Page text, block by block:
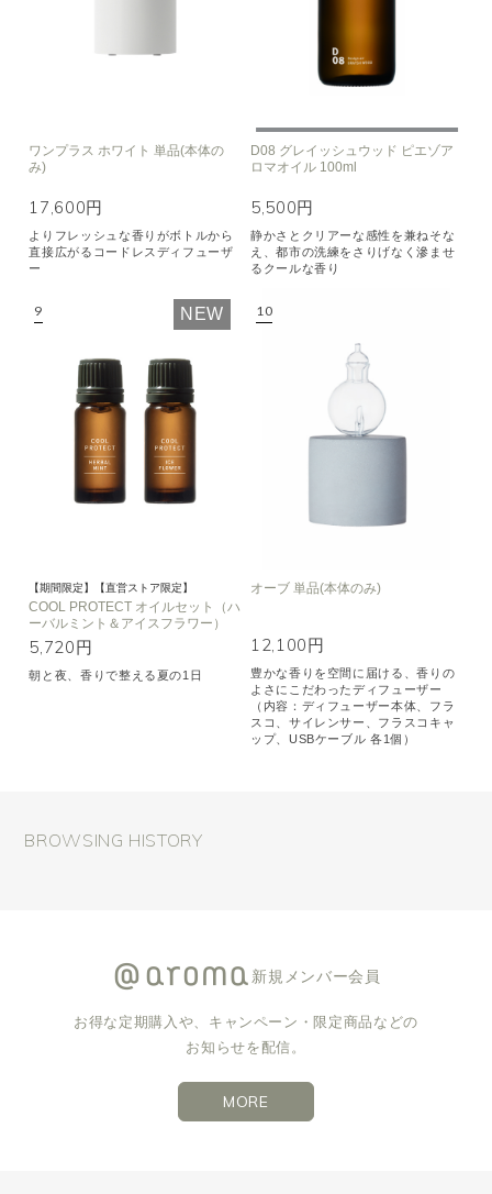
ワンプラス ホワイト 単品(本体の
み)
17,600円
よりフレッシュな香りがボトルから
直接広がるコードレスディフューザ
ー
D08 グレイッシュウッド ピエゾア
ロマオイル 100ml
5,500円
静かさとクリアーな感性を兼ねそな
え、都市の洗練をさりげなく滲ませ
るクールな香り
NEW
【期間限定】【直営ストア限定】
COOL PROTECT オイルセット（ハ
ーバルミント＆アイスフラワー）
5,720円
朝と夜、香りで整える夏の1日
オーブ 単品(本体のみ)
12,100円
豊かな香りを空間に届ける、香りの
よさにこだわったディフューザー
（内容：ディフューザー本体、フラ
スコ、サイレンサー、フラスコキャ
ップ、USBケーブル 各1個）
BROWSING HISTORY
新規メンバー会員
お得な定期購入や、キャンペーン・限定商品などの
お知らせを配信。
MORE